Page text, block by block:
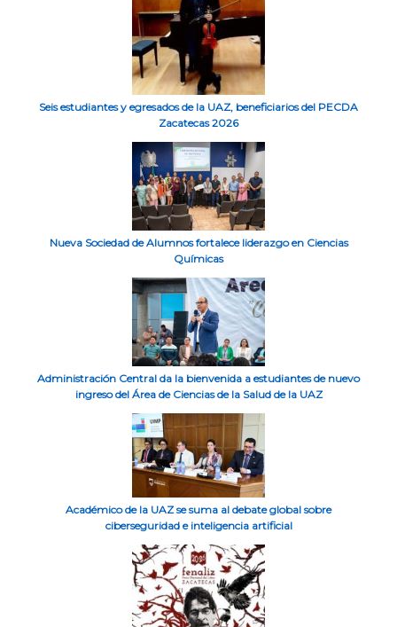
Seis estudiantes y egresados de la UAZ, beneficiarios del PECDA
Zacatecas 2026
Nueva Sociedad de Alumnos fortalece liderazgo en Ciencias
Químicas
Administración Central da la bienvenida a estudiantes de nuevo
ingreso del Área de Ciencias de la Salud de la UAZ
Académico de la UAZ se suma al debate global sobre
ciberseguridad e inteligencia artificial